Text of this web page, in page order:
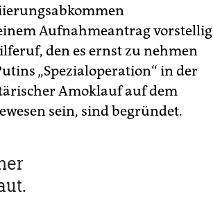
Aufnahmeantrag vorstellig
den es ernst zu nehmen
„Spezialoperation“ in der
Amoklauf auf dem
sein, sind begründet.